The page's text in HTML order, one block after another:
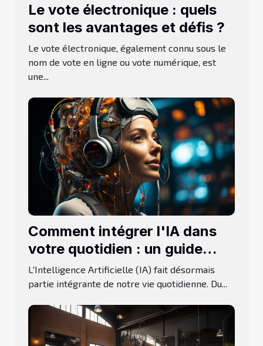
Le vote électronique : quels
sont les avantages et défis ?
Le vote électronique, également connu sous le
nom de vote en ligne ou vote numérique, est
une...
Comment intégrer l'IA dans
votre quotidien : un guide
pratique
L'Intelligence Artificielle (IA) fait désormais
partie intégrante de notre vie quotidienne. Du...